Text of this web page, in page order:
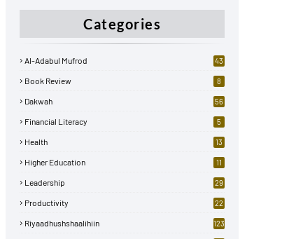
Categories
Al-Adabul Mufrod 43
Book Review 8
Dakwah 56
Financial Literacy 5
Health 13
Higher Education 11
Leadership 29
Productivity 22
Riyaadhushshaalihiin 123